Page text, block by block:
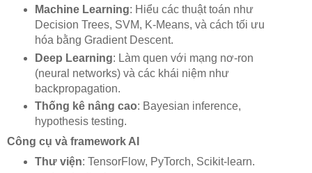
Machine Learning: Hiểu các thuật toán như
Decision Trees, SVM, K-Means, và cách tối ưu
hóa bằng Gradient Descent.
Deep Learning: Làm quen với mạng nơ-ron
(neural networks) và các khái niệm như
backpropagation.
Thống kê nâng cao: Bayesian inference,
hypothesis testing.
Công cụ và framework AI
Thư viện: TensorFlow, PyTorch, Scikit-learn.